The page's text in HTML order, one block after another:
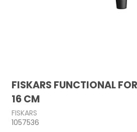
FISKARS FUNCTIONAL
16 CM
FISKARS
1057536